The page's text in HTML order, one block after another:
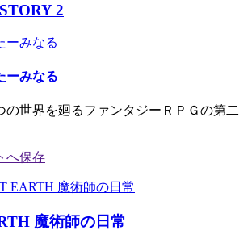
2
ーみなる
ーみなる
の世界を廻るファンタジーＲＰＧの第二
魔術師の日常